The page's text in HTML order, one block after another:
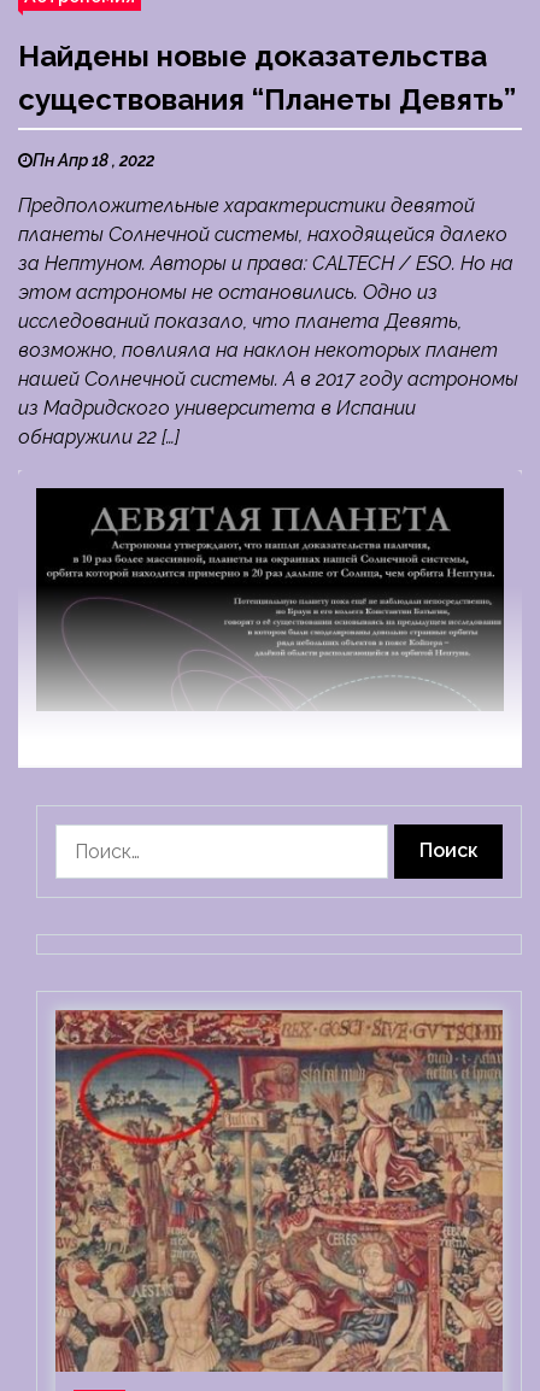
Найдены новые доказательства
существования “Планеты Девять”
Пн Апр 18 , 2022
Предположительные характеристики девятой
планеты Солнечной системы, находящейся далеко
за Нептуном. Авторы и права: CALTECH / ESO. Но на
этом астрономы не остановились. Одно из
исследований показало, что планета Девять,
возможно, повлияла на наклон некоторых планет
нашей Солнечной системы. А в 2017 году астрономы
из Мадридского университета в Испании
обнаружили 22 […]